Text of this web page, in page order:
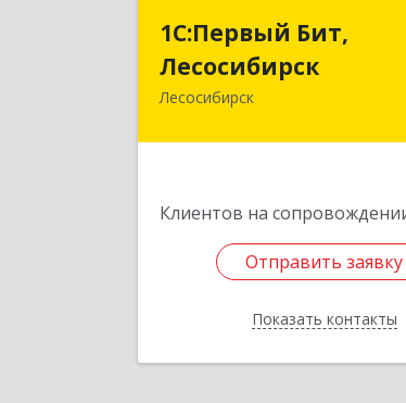
1С:Первый Бит,
Лесосибирск
Лесосибирск
Клиентов на
Отправить заявку
Показать контакты
662544,
Отправить заявку
Назад